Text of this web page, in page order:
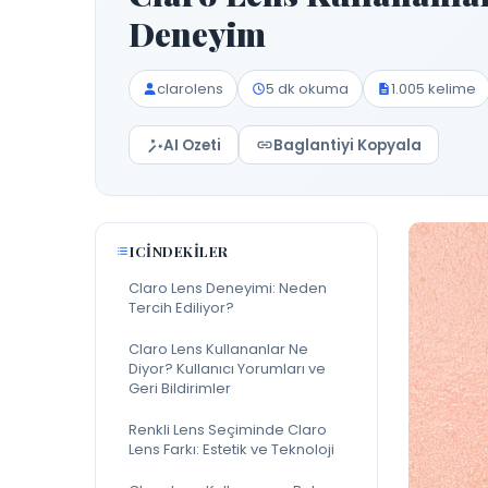
Deneyim
clarolens 5 dk okuma 1.005 kelime
AI Ozeti Baglantiyi Kopyala
ICINDEKILER
Claro Lens Deneyimi: Neden
Tercih Ediliyor?
Claro Lens Kullananlar Ne
Diyor? Kullanıcı Yorumları ve
Geri Bildirimler
Renkli Lens Seçiminde Claro
Lens Farkı: Estetik ve Teknoloji